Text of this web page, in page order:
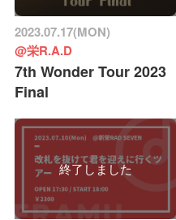
2023.07.17(MON)
@栄R.A.D
7th Wonder Tour 2023
Final
終了しました